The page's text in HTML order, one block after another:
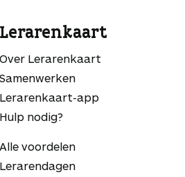
Lerarenkaart
Over Lerarenkaart
Samenwerken
Lerarenkaart-app
Hulp nodig?
Alle voordelen
Lerarendagen